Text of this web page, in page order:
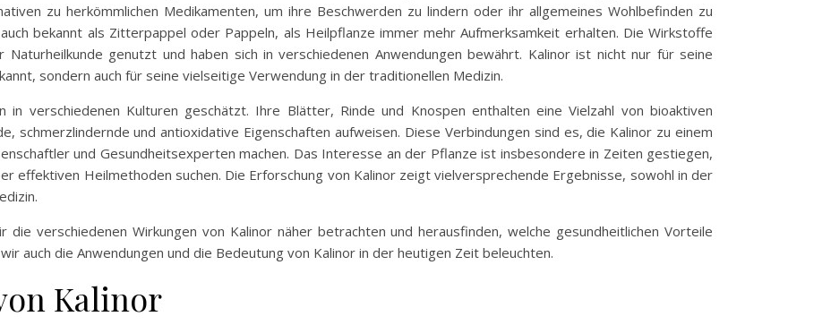
zu herkömmlichen Medikamenten, um ihre Beschwerden zu lindern oder ihr allgemeines Wohlbefinden zu
bekannt als Zitterpappel oder Pappeln, als Heilpflanze immer mehr Aufmerksamkeit erhalten. Die Wirkstoffe
genutzt und haben sich in verschiedenen Anwendungen bewährt. Kalinor ist nicht nur für seine
sondern auch für seine vielseitige Verwendung in der traditionellen Medizin.
in verschiedenen Kulturen geschätzt. Ihre Blätter, Rinde und Knospen enthalten eine Vielzahl von bioaktiven
schmerzlindernde und antioxidative Eigenschaften aufweisen. Diese Verbindungen sind es, die Kalinor zu einem
und Gesundheitsexperten machen. Das Interesse an der Pflanze ist insbesondere in Zeiten gestiegen,
effektiven Heilmethoden suchen. Die Erforschung von Kalinor zeigt vielversprechende Ergebnisse, sowohl in der
verschiedenen Wirkungen von Kalinor näher betrachten und herausfinden, welche gesundheitlichen Vorteile
auch die Anwendungen und die Bedeutung von Kalinor in der heutigen Zeit beleuchten.
Kalinor